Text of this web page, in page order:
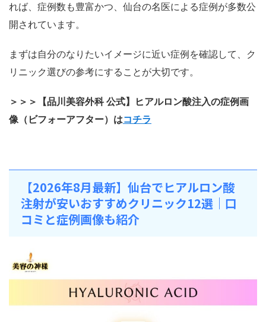
れば、症例数も豊富かつ、仙台の名医による症例が多数公
開されています。
まずは自分のなりたいイメージに近い症例を確認して、ク
リニック選びの参考にすることが大切です。
＞＞＞【品川美容外科 公式】ヒアルロン酸注入の症例画
像（ビフォーアフター）はコチラ
【2026年8月最新】仙台でヒアルロン酸
注射が安いおすすめクリニック12選｜口
コミと症例画像も紹介